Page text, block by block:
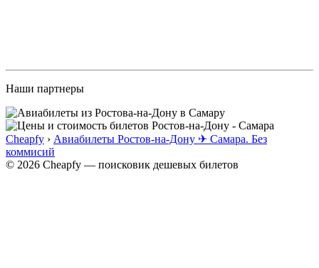
Наши партнеры
Cheapfy › Авиабилеты Ростов-на-Дону ✈ Самара. Без
коммисий
© 2026 Cheapfy — поисковик дешевых билетов